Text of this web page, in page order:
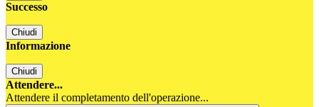
Successo
Chiudi
Informazione
Chiudi
Attendere...
Attendere il completamento dell'operazione...